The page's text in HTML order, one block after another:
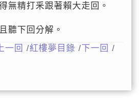
無精打釆跟著賴大走回。
聽下回分解。
一回 /紅樓夢目錄 /下一回 /